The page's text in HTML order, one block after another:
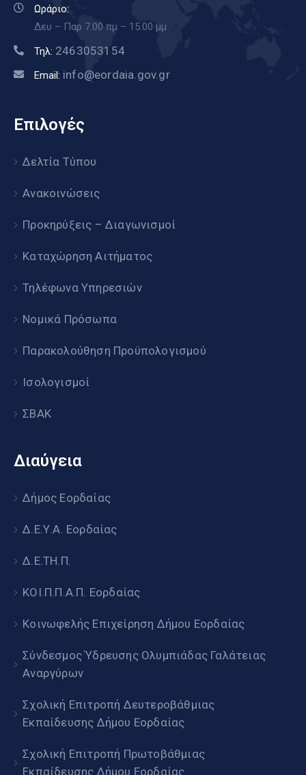
Ωράριο:
Δευ – Παρ 7.00 πμ – 15.00 μμ
Τηλ: 2463053154
Email: info@eordaia.gov.gr
Επιλογές
Δελτία Τύπου
Ανακοινώσεις
Προκηρύξεις – Διαγωνισμοί
Καταχώρηση Αιτήματος
Τηλέφωνα Υπηρεσιών
Νομικά Πρόσωπα
Παρακολούθηση Προϋπολογισμού
Ισολογισμοί
ΣΒΑΚ
Διαύγεια
Δήμος Εορδαίας
Δ.Ε.Υ.Α. Εορδαίας
Δ.Ε.ΤΗ.Π.
ΚΟΙ.Π.Π.Α.Π. Εορδαίας
Κοινωφελής Επιχείρηση Δήμου Εορδαίας
Σύνδεσμος Ύδρευσης Ολυμπιάδας Γαλάτειας
Αναργύρων
Σχολική Επιτροπή Δευτεροβάθμιας
Εκπαίδευσης Δήμου Εορδαίας
Σχολική Επιτροπή Πρωτοβάθμιας
Εκπαίδευσης Δήμου Εορδαίας